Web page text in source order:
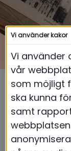
Museum
Vi använder kakor
Vi använder
vår
som möjligt
ska kunna
samt